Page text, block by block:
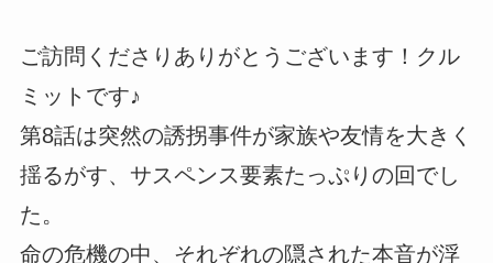
ご訪問くださりありがとうございます！クル
ミットです♪
第8話は突然の誘拐事件が家族や友情を大きく
揺るがす、サスペンス要素たっぷりの回でし
た。
命の危機の中、それぞれの隠された本音が浮